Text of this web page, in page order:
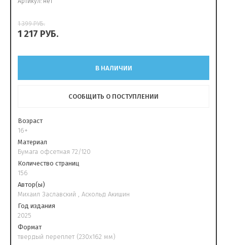
1 399РУБ.
1 217 РУБ.
В НАЛИЧИИ
СООБЩИТЬ О ПОСТУПЛЕНИИ
Возраст
16+
Материал
Бумага офсетная 72/120
Количество страниц
156
Автор(ы)
Михаил Заславский , Аскольд Акишин
Год издания
2025
Формат
твердый переплет (230x162 мм)